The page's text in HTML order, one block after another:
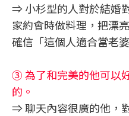
⇒ 小杉型的人對於結婚
家約會時做料理，把漂
確信「這個人適合當老
③ 為了和完美的他可以
的。
⇒ 聊天內容很廣的他，